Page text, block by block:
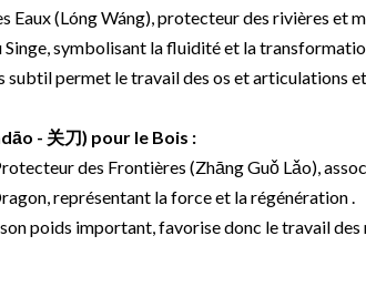
Eaux (Lóng Wáng), protecteur des rivières et
Singe, symbolisant la fluidité et la
subtil permet le travail des os et articulations
- 关刀) pour le Bois :
des Frontières (Zhāng Guǒ Lǎo),
représentant la force et la régénération .
poids important, favorise donc le travail des